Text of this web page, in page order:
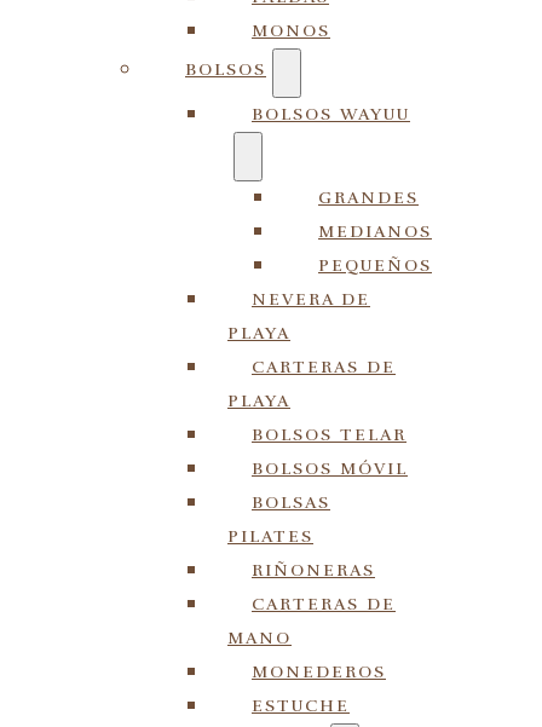
MONOS
BOLSOS
BOLSOS WAYUU
GRANDES
MEDIANOS
PEQUEÑOS
NEVERA DE
PLAYA
CARTERAS DE
PLAYA
BOLSOS TELAR
BOLSOS MÓVIL
BOLSAS
PILATES
RIÑONERAS
CARTERAS DE
MANO
MONEDEROS
ESTUCHE